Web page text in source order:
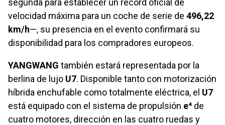
velocidad máxima para un coche de serie de 496,22
km/h—, su presencia en el evento confirmará su
disponibilidad para los compradores europeos.
YANGWANG también estará representada por la
berlina de lujo U7. Disponible tanto con motorización
híbrida enchufable como totalmente eléctrica, el U7
está equipado con el sistema de propulsión e⁴ de
cuatro motores, dirección en las cuatro ruedas y